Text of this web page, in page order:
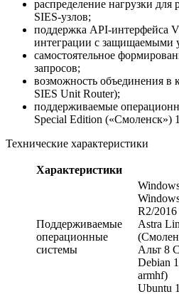
распределение нагрузки для
SIES-узлов;
поддержка API-интерфейса
интеграции с защищаемыми
самостоятельное
запросов;
возможность объединения в
SIES Unit Router);
поддерживаемые
Special Edition («Смоленск»)
Технические характеристики
Характеристики
Поддерживаемые
операционные
системы
R2/2016
Astra
Альт 8
Debian
armhf)
Ubuntu